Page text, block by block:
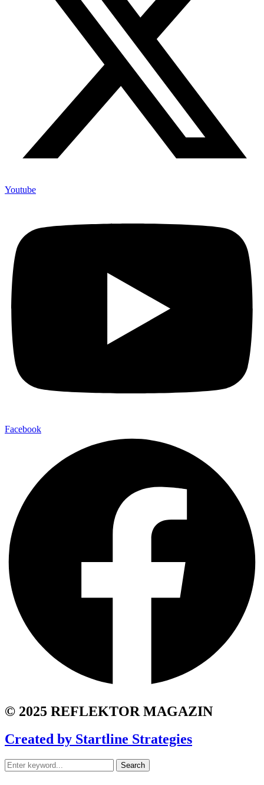
Youtube
Facebook
© 2025 REFLEKTOR MAGAZIN
Created by Startline Strategies
Search